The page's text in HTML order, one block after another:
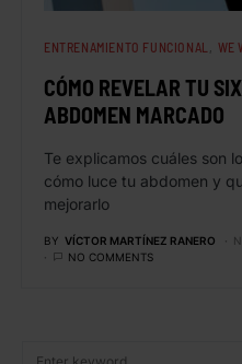
ENTRENAMIENTO FUNCIONAL WE
CÓMO REVELAR TU
ABDOMEN MARCADO
Te explicamos cuáles son
cómo luce tu abdomen y
mejorarlo
BY VÍCTOR MARTÍNEZ RANERO
NO COMMENTS